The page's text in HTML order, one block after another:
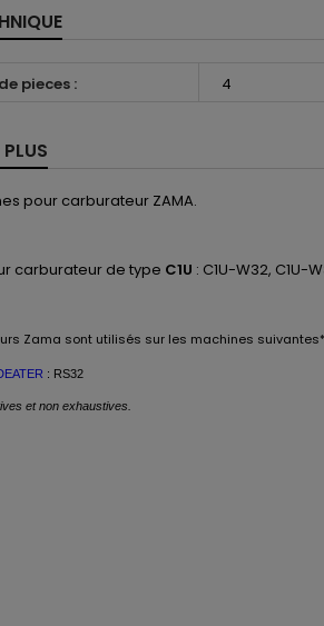
pieces : 4
pour carburateur ZAMA.
carburateur de type C1U : C1U-W32, C1U-
Zama sont utilisés sur les machines
: RS32
et non exhaustives.